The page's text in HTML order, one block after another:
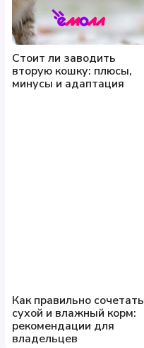
Стоит ли заводить
вторую кошку: плюсы,
минусы и адаптация
Как правильно сочетать
сухой и влажный корм:
рекомендации для
владельцев